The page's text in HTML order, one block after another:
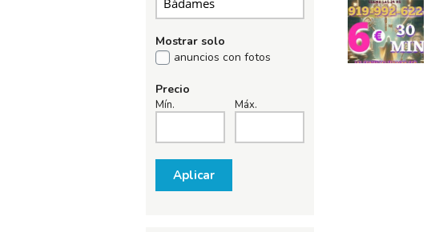
Mostrar solo
anuncios con fotos
Precio
Mín. Máx.
Aplicar